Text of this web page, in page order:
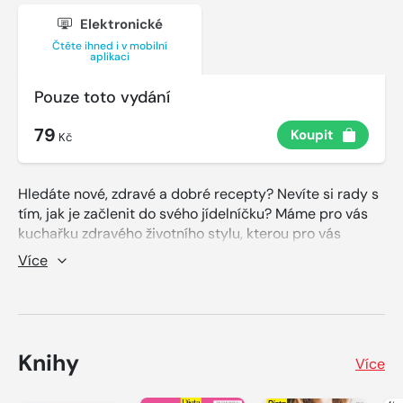
Elektronické
Čtěte ihned i v mobilní
aplikaci
Pouze toto vydání
79 Kč Koupit
Hledáte nové, zdravé a dobré recepty? Nevíte si rady s
tím, jak je začlenit do svého jídelníčku? Máme pro vás
kuchařku zdravého životního stylu, kterou pro vás
připravili výživový specialista Petr Havlíček a
šéfredaktorka Diety Petra Lamschová. V Super jídle
ale také 7 týdnů ukázkových jídelníčků. To vše doplněno
Havlíčkem o nových trendech ve zdravém jídle.
Více
Knihy Více